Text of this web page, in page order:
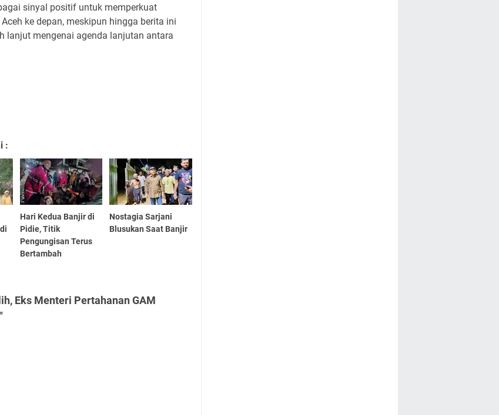
sinyal positif untuk memperkuat
ke depan, meskipun hingga berita ini
lanjut mengenai agenda lanjutan antara
:
Hari Kedua Banjir di
Pidie, Titik
Pengungisan Terus
Bertambah
Nostagia Sarjani
Blusukan Saat Banjir
Eks Menteri Pertahanan GAM